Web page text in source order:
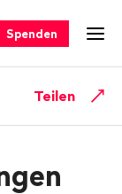
Spenden
Teilen